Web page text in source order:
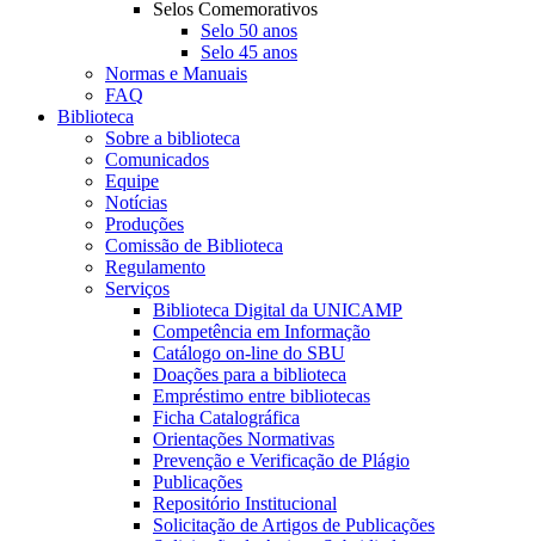
Selos Comemorativos
Selo 50 anos
Selo 45 anos
Normas e Manuais
FAQ
Biblioteca
Sobre a biblioteca
Comunicados
Equipe
Notícias
Produções
Comissão de Biblioteca
Regulamento
Serviços
Biblioteca Digital da UNICAMP
Competência em Informação
Catálogo on-line do SBU
Doações para a biblioteca
Empréstimo entre bibliotecas
Ficha Catalográfica
Orientações Normativas
Prevenção e Verificação de Plágio
Publicações
Repositório Institucional
Solicitação de Artigos de Publicações